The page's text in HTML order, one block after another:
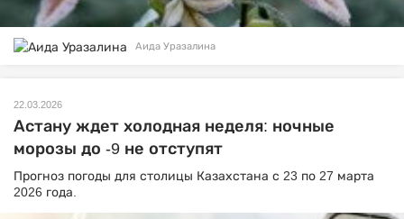
Аида Уразалина
22.03.2026
Астану ждет холодная неделя: ночные
морозы до -9 не отступят
Прогноз погоды для столицы Казахстана с 23 по 27 марта
2026 года.